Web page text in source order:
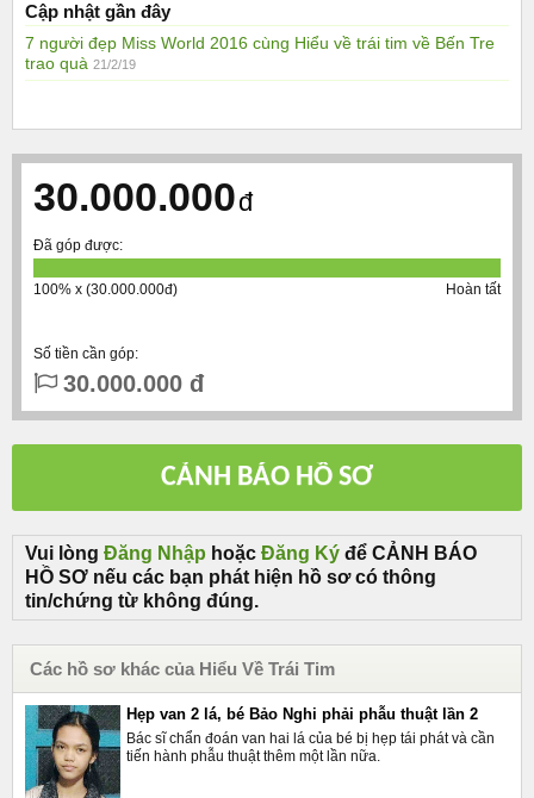
Cập nhật gần đây
7 người đẹp Miss World 2016 cùng Hiểu về trái tim về Bến Tre
trao quà 21/2/19
30.000.000đ
Đã góp được:
100% x (30.000.000đ) Hoàn tất
Số tiền cần góp:
30.000.000 đ
Vui lòng Đăng Nhập hoặc Đăng Ký để CẢNH BÁO
HỒ SƠ nếu các bạn phát hiện hồ sơ có thông
tin/chứng từ không đúng.
Các hồ sơ khác của Hiểu Về Trái Tim
Hẹp van 2 lá, bé Bảo Nghi phải phẫu thuật lần 2
Bác sĩ chẩn đoán van hai lá của bé bị hẹp tái phát và cần
tiến hành phẫu thuật thêm một lần nữa.